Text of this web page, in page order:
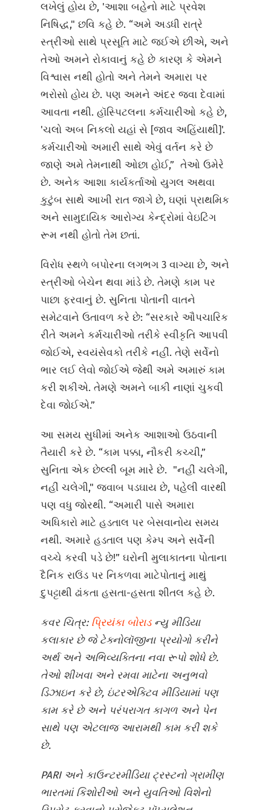
લખેલું હોય છે, 'આશા બહેનો માટે પ્રવેશ
નિષિદ્ધ," છવિ કહે છે. “અમે અડધી રાત્રે
સ્ત્રીઓ સાથે પ્રસૂતિ માટે જઈએ છીએ, અને
તેઓ અમને રોકાવાનું કહે છે કારણ કે એમને
વિશ્વાસ નથી હોતો અને તેમને અમારા પર
ભરોસો હોય છે. પણ અમને અંદર જવા દેવામાં
આવતા નથી. હૉસ્પિટલના કર્મચારીઓ કહે છે,
'ચલો અબ નિકલો યહાં સે [જાવ અહિંયાથી]'.
કર્મચારીઓ અમારી સાથે એવું વર્તન કરે છે
જાણે અમે તેમનાથી ઓછા હોઈ,” તેઓ ઉમેરે
છે. અનેક આશા કાર્યકર્તાઓ યુગલ અથવા
કુટુંબ સાથે આખી રાત જાગે છે, ઘણાં પ્રાથમિક
અને સામુદાયિક આરોગ્ય કેન્દ્રોમાં વેઇટિંગ
રૂમ નથી હોતો તેમ છતાં.
વિરોધ સ્થળે બપોરના લગભગ 3 વાગ્યા છે, અને
સ્ત્રીઓ બેચેન થવા માંડે છે. તેમણે કામ પર
પાછા ફરવાનું છે. સુનિતા પોતાની વાતને
સમેટવાને ઉતાવળ કરે છે: “સરકારે ઔપચારિક
રીતે અમને કર્મચારીઓ તરીકે સ્વીકૃતિ આપવી
જોઈએ, સ્વયંસેવકો તરીકે નહીં. તેણે સર્વેનો
ભાર લઈ લેવો જોઈએ જેથી અમે અમારું કામ
કરી શકીએ. તેમણે અમને બાકી નાણાં ચુકવી
દેવા જોઈએ.”
આ સમય સુધીમાં અનેક આશાઓ ઉઠવાની
તૈયારી કરે છે. “કામ પક્કા, નૌકરી કચ્ચી,”
સુનિતા એક છેલ્લી બૂમ મારે છે. "નહીં ચલેગી,
નહીં ચલેગી," જવાબ પડઘાય છે, પહેલી વારથી
પણ વધુ જોરથી. “અમારી પાસે અમારા
અધિકારો માટે હડતાલ પર બેસવાનોય સમય
નથી. અમારે હડતાલ પણ કેમ્પ અને સર્વેની
વચ્ચે કરવી પડે છે!” ઘરોની મુલાકાતના પોતાના
દૈનિક રાઉંડ પર નિકળવા માટેપોતાનું માથું
દુપટ્ટાથી ઢાંકતા હસતા-હસતા શીતલ કહે છે.
કવર ચિત્ર: પ્રિયંકા બોરાડ ન્યુ મીડિયા
કલાકાર છે જે ટેક્નોલૉજીના પ્રયોગો કરીને
અર્થ અને અભિવ્યક્તિના નવા રૂપો શોધે છે.
તેઓ શીખવા અને રમવા માટેના અનુભવો
ડિઝાઇન કરે છે, ઇંટરએક્ટિવ મીડિયામાં પણ
કામ કરે છે અને પરંપરાગત કાગળ અને પેન
સાથે પણ એટલાજ આરામથી કામ કરી શકે
છે.
PARI અને કાઉન્ટરમીડિયા ટ્રસ્ટનો ગ્રામીણ
ભારતમાં કિશોરીઓ અને યુવતિઓ વિશેનો